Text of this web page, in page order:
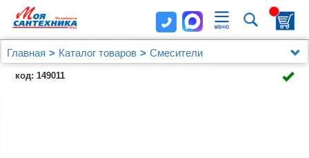
Главная Каталог товаров
Смесители
Смеситель ABBER Emotion AF88121RG скрытого
монтажа для раковины, розовое золото
код: 149011